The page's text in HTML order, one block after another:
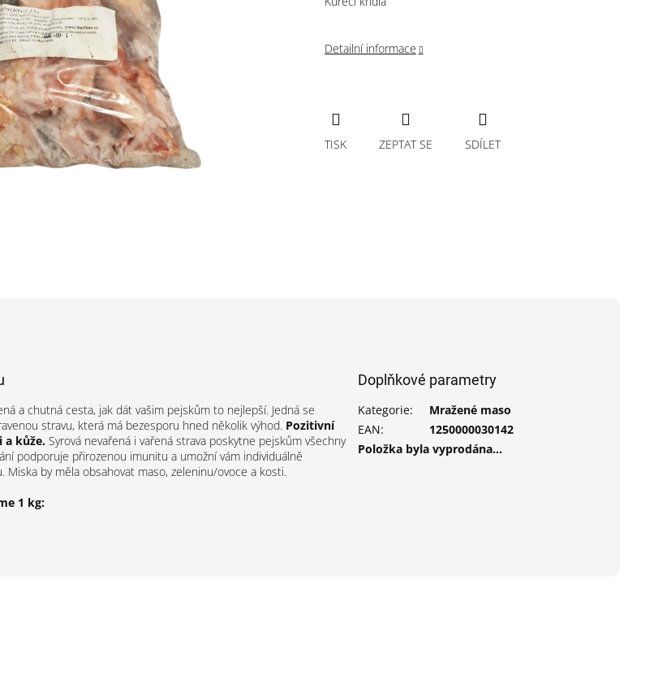
Detailní informace
TISK ZEPTAT SE SDÍLET
a chutná cesta, jak dát vašim pejskům to nejlepší. Jedná se
stravu, která má bezesporu hned několik výhod. Pozitivní
a kůže. Syrová nevařená i vařená strava poskytne pejskům všechny
podporuje přirozenou imunitu a umožní vám individuálně
Miska by měla obsahovat maso, zeleninu/ovoce a kosti.
1 kg:
Doplňkové parametry
Kategorie:
Mražené maso
EAN:
1250000030142
Položka byla vyprodána…